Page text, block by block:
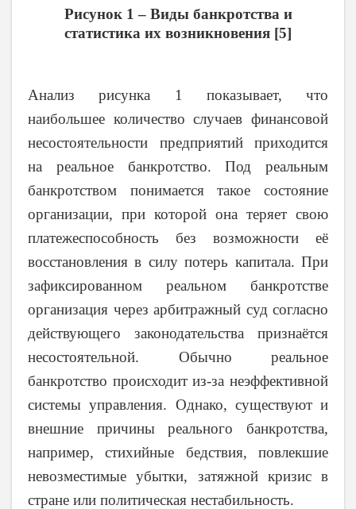
Рисунок 1 – Виды банкротства и
статистика их возникновения [5]
Анализ рисунка 1 показывает, что
наибольшее количество случаев финансовой
несостоятельности предприятий приходится
на реальное банкротство. Под реальным
банкротством понимается такое состояние
организации, при которой она теряет свою
платежеспособность без возможности её
восстановления в силу потерь капитала. При
зафиксированном реальном банкротстве
организация через арбитражный суд согласно
действующего законодательства признаётся
несостоятельной. Обычно реальное
банкротство происходит из-за неэффективной
системы управления. Однако, существуют и
внешние причины реального банкротства,
например, стихийные бедствия, повлекшие
невозместимые убытки, затяжной кризис в
стране или политическая нестабильность.